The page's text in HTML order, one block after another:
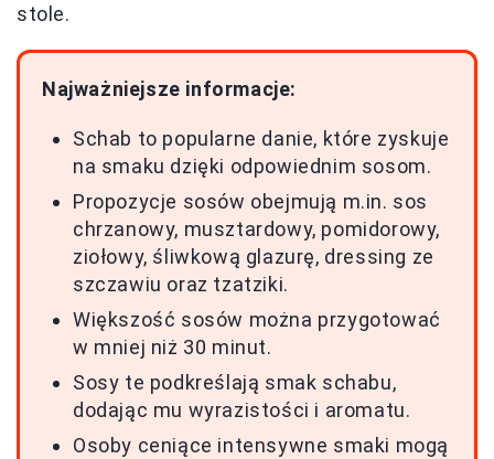
stole.
Najważniejsze informacje:
Schab to popularne danie, które zyskuje
na smaku dzięki odpowiednim sosom.
Propozycje sosów obejmują m.in. sos
chrzanowy, musztardowy, pomidorowy,
ziołowy, śliwkową glazurę, dressing ze
szczawiu oraz tzatziki.
Większość sosów można przygotować
w mniej niż 30 minut.
Sosy te podkreślają smak schabu,
dodając mu wyrazistości i aromatu.
Osoby ceniące intensywne smaki mogą